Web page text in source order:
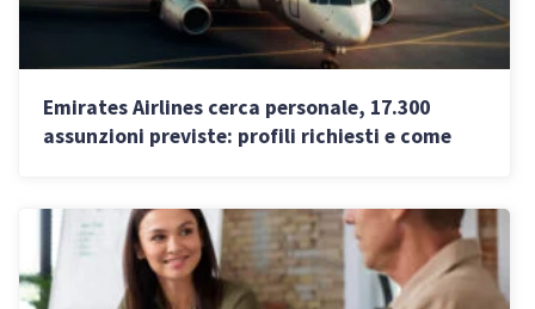
Emirates Airlines cerca personale, 17.300
assunzioni previste: profili richiesti e come